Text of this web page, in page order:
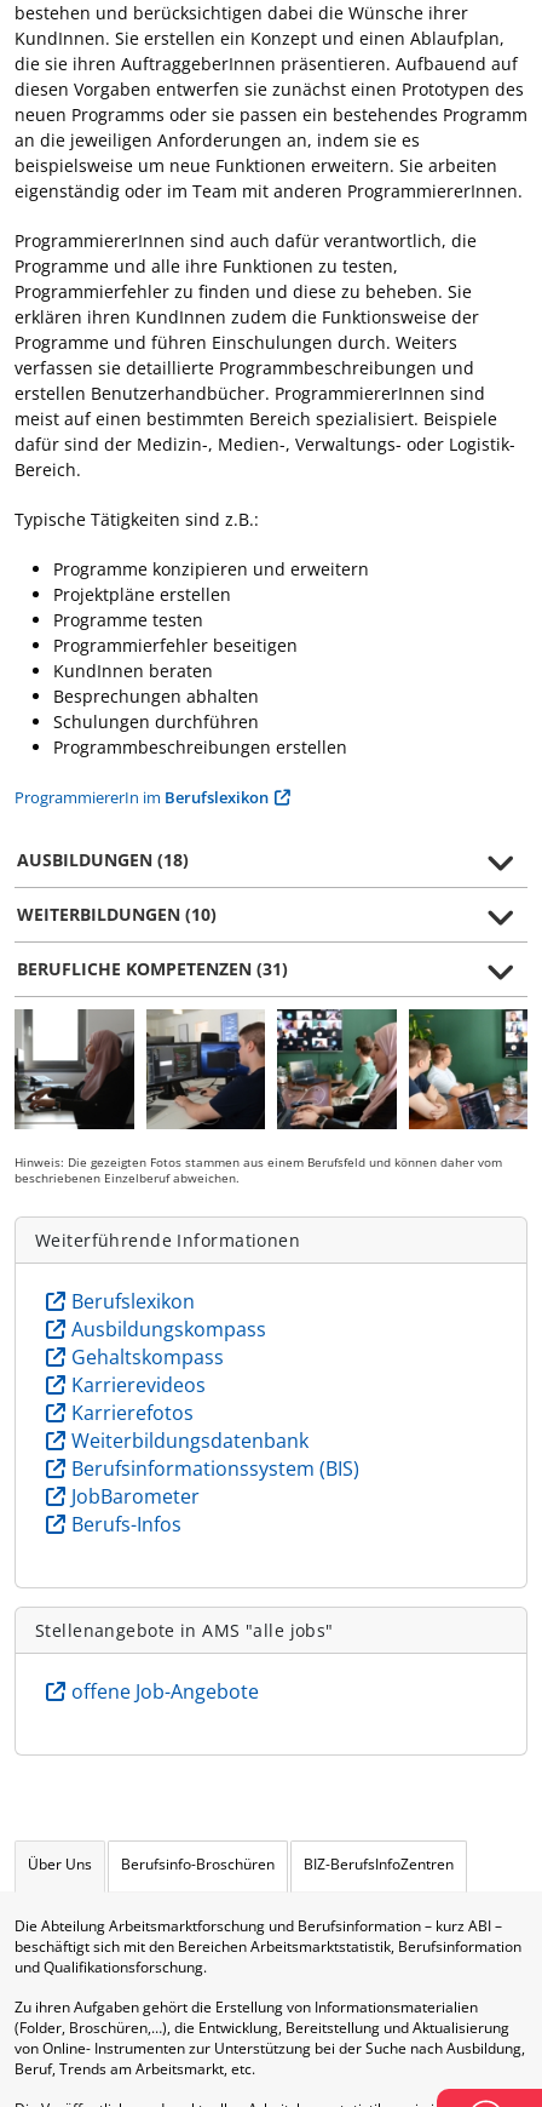
bestehen und berücksichtigen dabei die Wünsche ihrer
KundInnen. Sie erstellen ein Konzept und einen Ablaufplan,
die sie ihren AuftraggeberInnen präsentieren. Aufbauend auf
diesen Vorgaben entwerfen sie zunächst einen Prototypen des
neuen Programms oder sie passen ein bestehendes Programm
an die jeweiligen Anforderungen an, indem sie es
beispielsweise um neue Funktionen erweitern. Sie arbeiten
eigenständig oder im Team mit anderen ProgrammiererInnen.
ProgrammiererInnen sind auch dafür verantwortlich, die
Programme und alle ihre Funktionen zu testen,
Programmierfehler zu finden und diese zu beheben. Sie
erklären ihren KundInnen zudem die Funktionsweise der
Programme und führen Einschulungen durch. Weiters
verfassen sie detaillierte Programmbeschreibungen und
erstellen Benutzerhandbücher. ProgrammiererInnen sind
meist auf einen bestimmten Bereich spezialisiert. Beispiele
dafür sind der Medizin-, Medien-, Verwaltungs- oder Logistik-
Bereich.
Typische Tätigkeiten sind z.B.:
Programme konzipieren und erweitern
Projektpläne erstellen
Programme testen
Programmierfehler beseitigen
KundInnen beraten
Besprechungen abhalten
Schulungen durchführen
Programmbeschreibungen erstellen
ProgrammiererIn im Berufslexikon
AUSBILDUNGEN (18)
WEITERBILDUNGEN (10)
BERUFLICHE KOMPETENZEN (31)
Hinweis: Die gezeigten Fotos stammen aus einem Berufsfeld und können daher vom
beschriebenen Einzelberuf abweichen.
Weiterführende Informationen
Berufslexikon
Ausbildungskompass
Gehaltskompass
Karrierevideos
Karrierefotos
Weiterbildungsdatenbank
Berufsinformationssystem (BIS)
JobBarometer
Berufs-Infos
Stellenangebote in AMS "alle jobs"
offene Job-Angebote
Über Uns Berufsinfo-Broschüren BIZ-BerufsInfoZentren
Die Abteilung Arbeitsmarktforschung und Berufsinformation – kurz ABI –
beschäftigt sich mit den Bereichen Arbeitsmarktstatistik, Berufsinformation
und Qualifikationsforschung.
Zu ihren Aufgaben gehört die Erstellung von Informationsmaterialien
(Folder, Broschüren,…), die Entwicklung, Bereitstellung und Aktualisierung
von Online- Instrumenten zur Unterstützung bei der Suche nach Ausbildung,
Beruf, Trends am Arbeitsmarkt, etc.